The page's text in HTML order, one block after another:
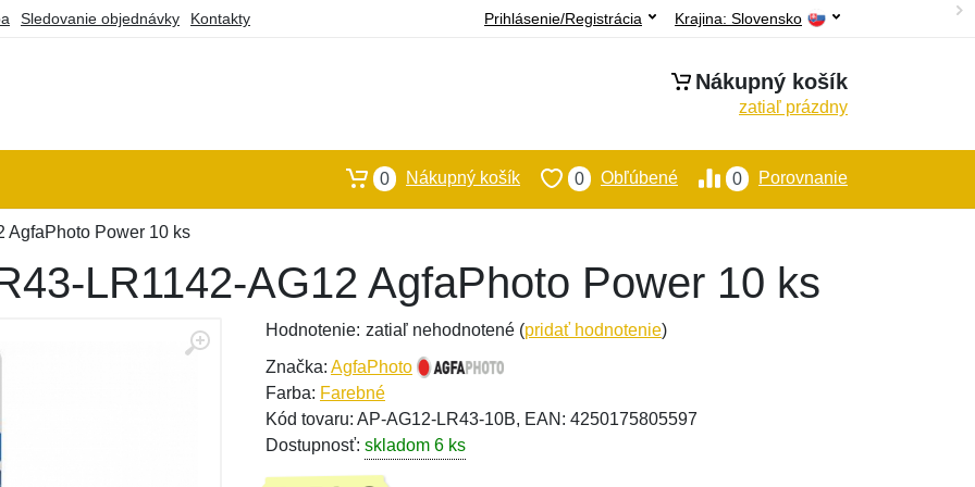
Sledovanie objednávky Kontakty Krajina: Slovensko
Prihlásenie/Registrácia
Nákupný košík
zatiaľ prázdny
0 Porovnanie
0 Obľúbené
0 Nákupný košík
AgfaPhoto Power 10 ks
LR1142-AG12 AgfaPhoto Power 10 ks
Hodnotenie: zatiaľ nehodnotené (pridať hodnotenie)
Značka: AgfaPhoto
Farba: Farebné
Kód tovaru: AP-AG12-LR43-10B, EAN: 4250175805597
Dostupnosť: skladom 6 ks